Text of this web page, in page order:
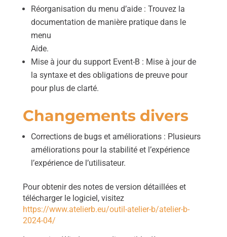
Réorganisation du menu d’aide : Trouvez la
documentation de manière pratique dans le
menu
Aide.
Mise à jour du support Event-B : Mise à jour de
la syntaxe et des obligations de preuve pour
pour plus de clarté.
Changements divers
Corrections de bugs et améliorations : Plusieurs
améliorations pour la stabilité et l’expérience
l’expérience de l’utilisateur.
Pour obtenir des notes de version détaillées et
télécharger le logiciel, visitez
https://www.atelierb.eu/outil-atelier-b/atelier-b-
2024-04/